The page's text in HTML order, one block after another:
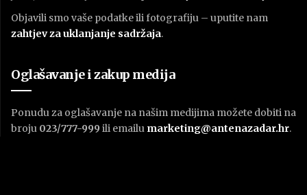
Objavili smo vaše podatke ili fotografiju – uputite nam
zahtjev za uklanjanje sadržaja.
Oglašavanje i zakup medija
Ponudu za oglašavanje na našim medijima možete dobiti na
broju 023/777-999 ili emailu marketing@antenazadar.hr.